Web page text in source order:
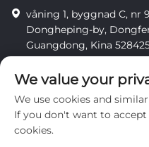
våning 1, byggnad C, nr
Dongheping-by,
Guangdong, Kina
[email protected]
We value your
We use cookies and
If you don't want to accept
cookies.